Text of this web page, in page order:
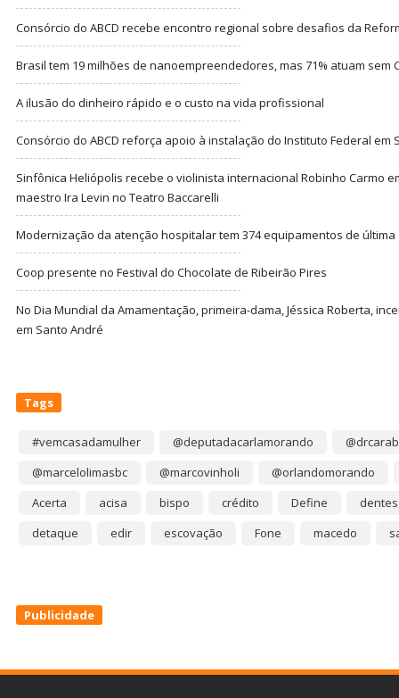
Consórcio do ABCD recebe encontro regional sobre desafios da
Brasil tem 19 milhões de nanoempreendedores, mas 71% atuam sem
A ilusão do dinheiro rápido e o custo na vida profissional
Consórcio do ABCD reforça apoio à instalação do Instituto Federal em
Sinfônica Heliópolis recebe o violinista internacional Robinho Carmo
maestro Ira Levin no Teatro Baccarelli
Modernização da atenção hospitalar tem 374 equipamentos de última
Coop presente no Festival do Chocolate de Ribeirão Pires
No Dia Mundial da Amamentação, primeira-dama, Jéssica Roberta,
em Santo André
Tags
#vemcasadamulher @deputadacarlamorando
@marcelolimasbc
@marcovinholi
@orlandomorando
Acerta
acisa bispo crédito Define
dentes
detaque
edir escovação Fone macedo
Publicidade